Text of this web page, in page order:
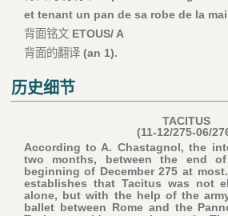
et tenant un pan de sa robe de la
背面铭文 ETOUS/ A
背面的翻译 (an 1).
历史细节
TACITUS
(11-12/275-06/
According to A. Chastagnol, the
two months, between the end
beginning of December 275 at
establishes that Tacitus was not
alone, but with the help of the
ballet between Rome and the